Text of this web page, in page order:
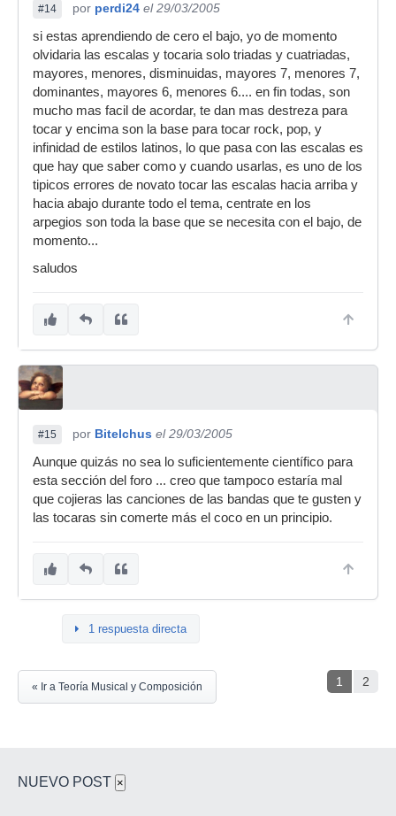
#14 por perdi24 el 29/03/2005
si estas aprendiendo de cero el bajo, yo de momento
olvidaria las escalas y tocaria solo triadas y cuatriadas,
mayores, menores, disminuidas, mayores 7, menores 7,
dominantes, mayores 6, menores 6.... en fin todas, son
mucho mas facil de acordar, te dan mas destreza para
tocar y encima son la base para tocar rock, pop, y
infinidad de estilos latinos, lo que pasa con las escalas es
que hay que saber como y cuando usarlas, es uno de los
tipicos errores de novato tocar las escalas hacia arriba y
hacia abajo durante todo el tema, centrate en los
arpegios son toda la base que se necesita con el bajo, de
momento...
saludos
#15 por Bitelchus el 29/03/2005
Aunque quizás no sea lo suficientemente científico para
esta sección del foro ... creo que tampoco estaría mal
que cojieras las canciones de las bandas que te gusten y
las tocaras sin comerte más el coco en un principio.
1 respuesta directa
1 2
« Ir a Teoría Musical y Composición
NUEVO POST ×